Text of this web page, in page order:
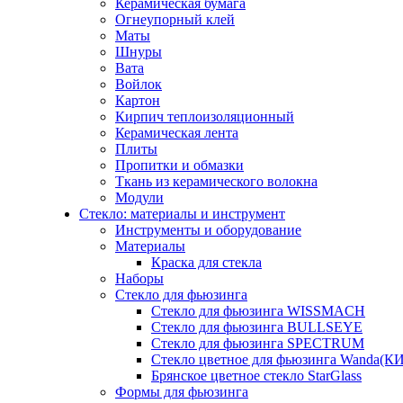
Керамическая бумага
Огнеупорный клей
Маты
Шнуры
Вата
Войлок
Картон
Кирпич теплоизоляционный
Керамическая лента
Плиты
Пропитки и обмазки
Ткань из керамического волокна
Модули
Стекло: материалы и инструмент
Инструменты и оборудование
Материалы
Краска для стекла
Наборы
Стекло для фьюзинга
Стекло для фьюзинга WISSMACH
Стекло для фьюзинга BULLSEYE
Стекло для фьюзинга SPECTRUM
Стекло цветное для фьюзинга
Брянское цветное стекло StarGlass
Формы для фьюзинга